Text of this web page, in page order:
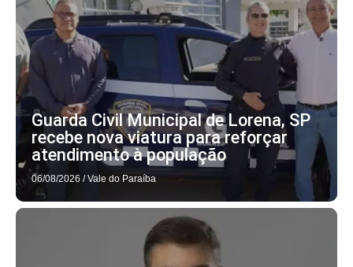
Guarda Civil Municipal de Lorena, SP
recebe nova viatura para reforçar
atendimento à população
06/08/2026 / Vale do Paraíba